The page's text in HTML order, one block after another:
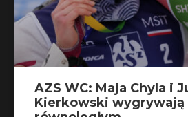
AZS WC: Maja Chyla i
Kierkowski wygrywają